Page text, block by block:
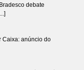
debate
Caixa: anúncio do